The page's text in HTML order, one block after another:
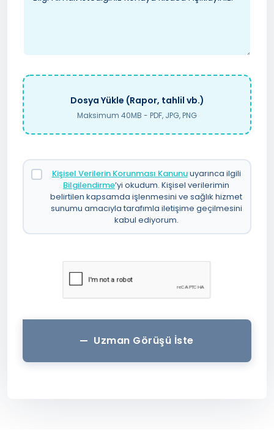
Dosya Yükle (Rapor, tahlil vb.)
Maksimum 40MB - PDF, JPG, PNG
Kişisel Verilerin Korunması Kanunuuyarınca ilgili
Bilgilendirme’yi okudum. Kişisel verilerimin
belirtilen kapsamda işlenmesini ve sağlık hizmet
sunumu amacıyla tarafımla iletişime geçilmesini
kabul ediyorum.
Uzman Görüşü İste